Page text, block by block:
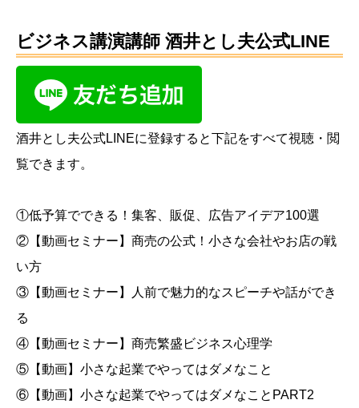
ビジネス講演講師 酒井とし夫公式LINE
酒井とし夫公式LINEに登録すると下記をすべて視聴・閲
覧できます。
①低予算でできる！集客、販促、広告アイデア100選
②【動画セミナー】商売の公式！小さな会社やお店の戦
い方
③【動画セミナー】人前で魅力的なスピーチや話ができ
る
④【動画セミナー】商売繁盛ビジネス心理学
⑤【動画】小さな起業でやってはダメなこと
⑥【動画】小さな起業でやってはダメなことPART2